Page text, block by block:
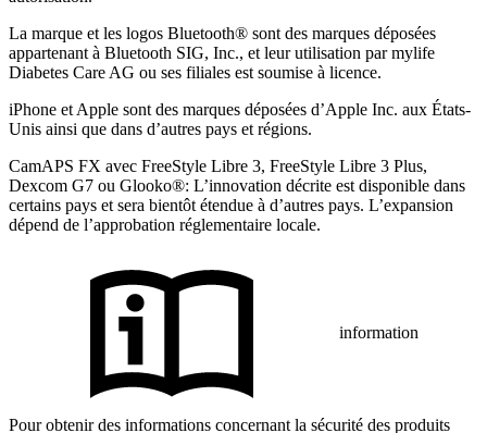
La marque et les logos Bluetooth® sont des marques déposées
appartenant à Bluetooth SIG, Inc., et leur utilisation par mylife
Diabetes Care AG ou ses filiales est soumise à licence.
iPhone et Apple sont des marques déposées d’Apple Inc. aux États-
Unis ainsi que dans d’autres pays et régions.
CamAPS FX avec FreeStyle Libre 3, FreeStyle Libre 3 Plus,
Dexcom G7 ou Glooko®: L’innovation décrite est disponible dans
certains pays et sera bientôt étendue à d’autres pays. L’expansion
dépend de l’approbation réglementaire locale.
information
Pour obtenir des informations concernant la sécurité des produits